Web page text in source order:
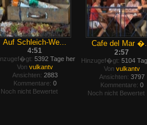
Auf Schleich-We...
4:51
5392 Tage her
Von vulkantv
Ansichten: 2883
Kommentare: 0
Noch nicht Bewertet
Cafe del Mar
2:57
Hinzugef�gt: 5104
Von vulkantv
Ansichten: 3797
Kommentare: 0
Noch nicht Bewertet